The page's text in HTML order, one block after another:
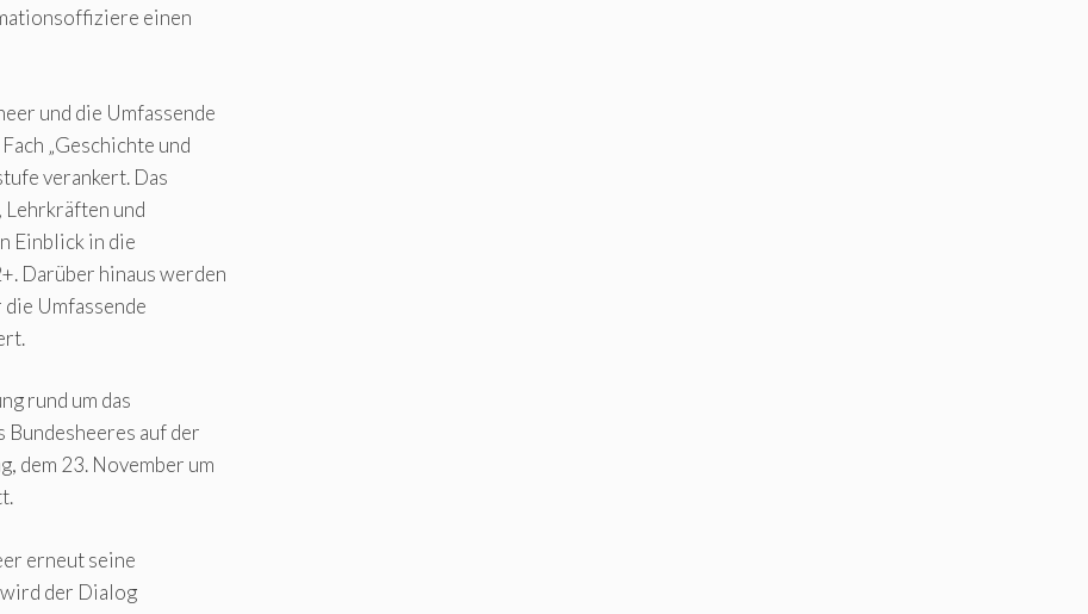
einen
und die Umfassende
„Geschichte und
verankert. Das
und
Einblick in die
Darüber hinaus werden
Umfassende
rund um das
auf der
dem 23. November um
erneut seine
der Dialog